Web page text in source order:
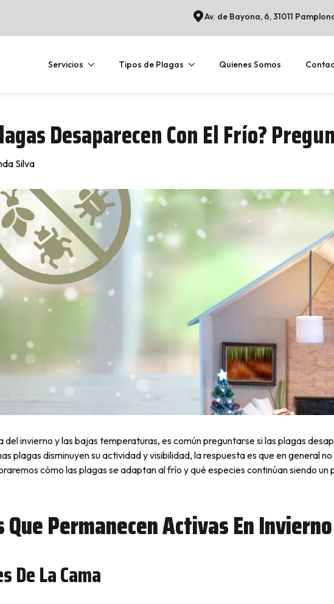
Av. de Bayona, 6, 31011
Servicios Tipos de Plagas Quienes Somos
Desaparecen Con El Frío?
Silva
del invierno y las bajas temperaturas, es común preguntarse si las plagas
plagas disminuyen su actividad y visibilidad, la respuesta es que en general
cómo las plagas se adaptan al frío y qué especies continúan siendo un
Que Permanecen Activas En Invierno
De La Cama